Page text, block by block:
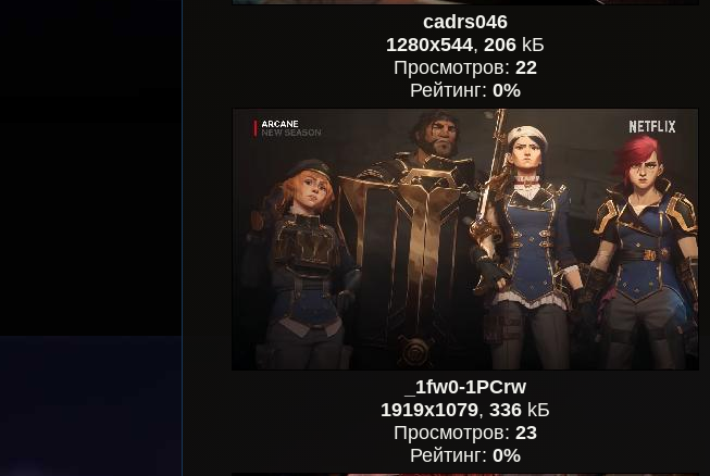
cadrs046
1280x544, 206 kБ
Просмотров: 22
Рейтинг: 0%
_1fw0-1PCrw
1919x1079, 336 kБ
Просмотров: 23
Рейтинг: 0%